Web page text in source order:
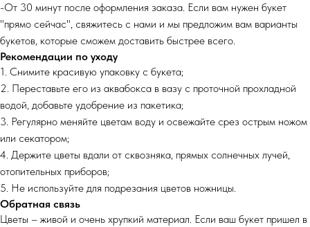
-От 30 минут после оформления заказа. Если вам нужен букет
"прямо сейчас", свяжитесь с нами и мы предложим вам варианты
букетов, которые сможем доставить быстрее всего.
Рекомендации по уходу
1. Снимите красивую упаковку с букета;
2. Переставьте его из аквабокса в вазу с проточной прохладной
водой, добавьте удобрение из пакетика;
3. Регулярно меняйте цветам воду и освежайте срез острым ножом
или секатором;
4. Держите цветы вдали от сквозняка, прямых солнечных лучей,
отопительных приборов;
5. Не используйте для подрезания цветов ножницы.
Обратная связь
Цветы – живой и очень хрупкий материал. Если ваш букет пришел в